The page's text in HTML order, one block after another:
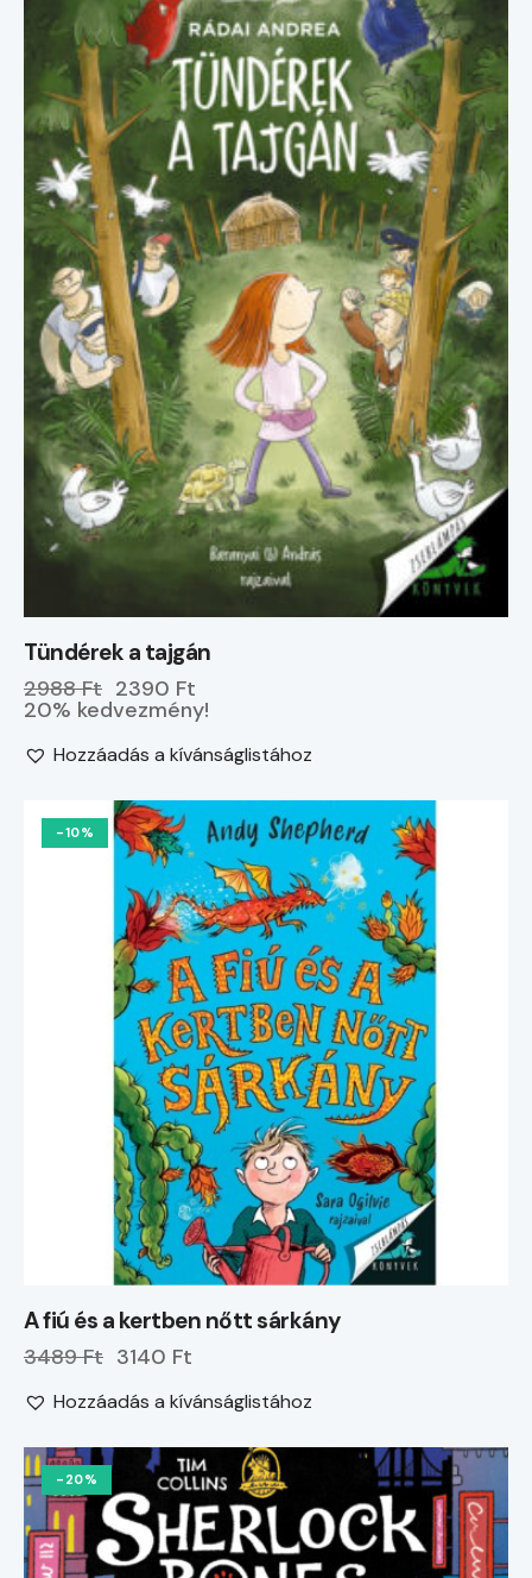
Tündérek a tajgán
2988 Ft 2390 Ft
20% kedvezmény!
Hozzáadás a kívánságlistához
-10%
A fiú és a kertben nőtt sárkány
3489 Ft 3140 Ft
Hozzáadás a kívánságlistához
-20%